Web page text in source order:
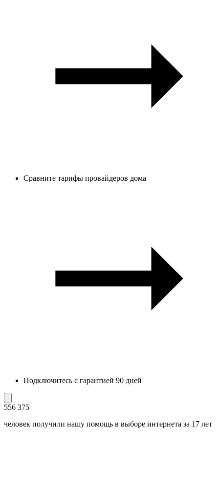
Сравните тарифы провайдеров дома
Подключитесь с гарантией 90 дней
556 375
человек получили нашу помощь в выборе интернета за 17 лет